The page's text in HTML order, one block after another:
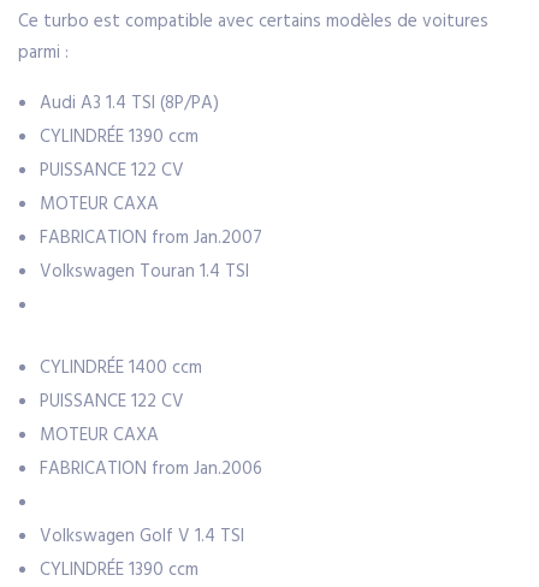
Ce turbo est compatible avec certains modèles de voitures
parmi :
Audi A3 1.4 TSI (8P/PA)
CYLINDRÉE1390 ccm
PUISSANCE122 CV
MOTEUR CAXA
FABRICATION from Jan.2007
Volkswagen Touran 1.4 TSI
CYLINDRÉE1400 ccm
PUISSANCE122 CV
MOTEUR CAXA
FABRICATION from Jan.2006
Volkswagen Golf V 1.4 TSI
CYLINDRÉE1390 ccm